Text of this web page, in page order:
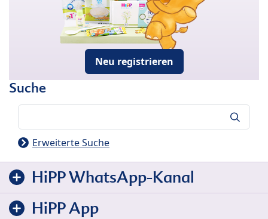
Neu registrieren
Suche
Erweiterte Suche
HiPP WhatsApp-Kanal
HiPP App